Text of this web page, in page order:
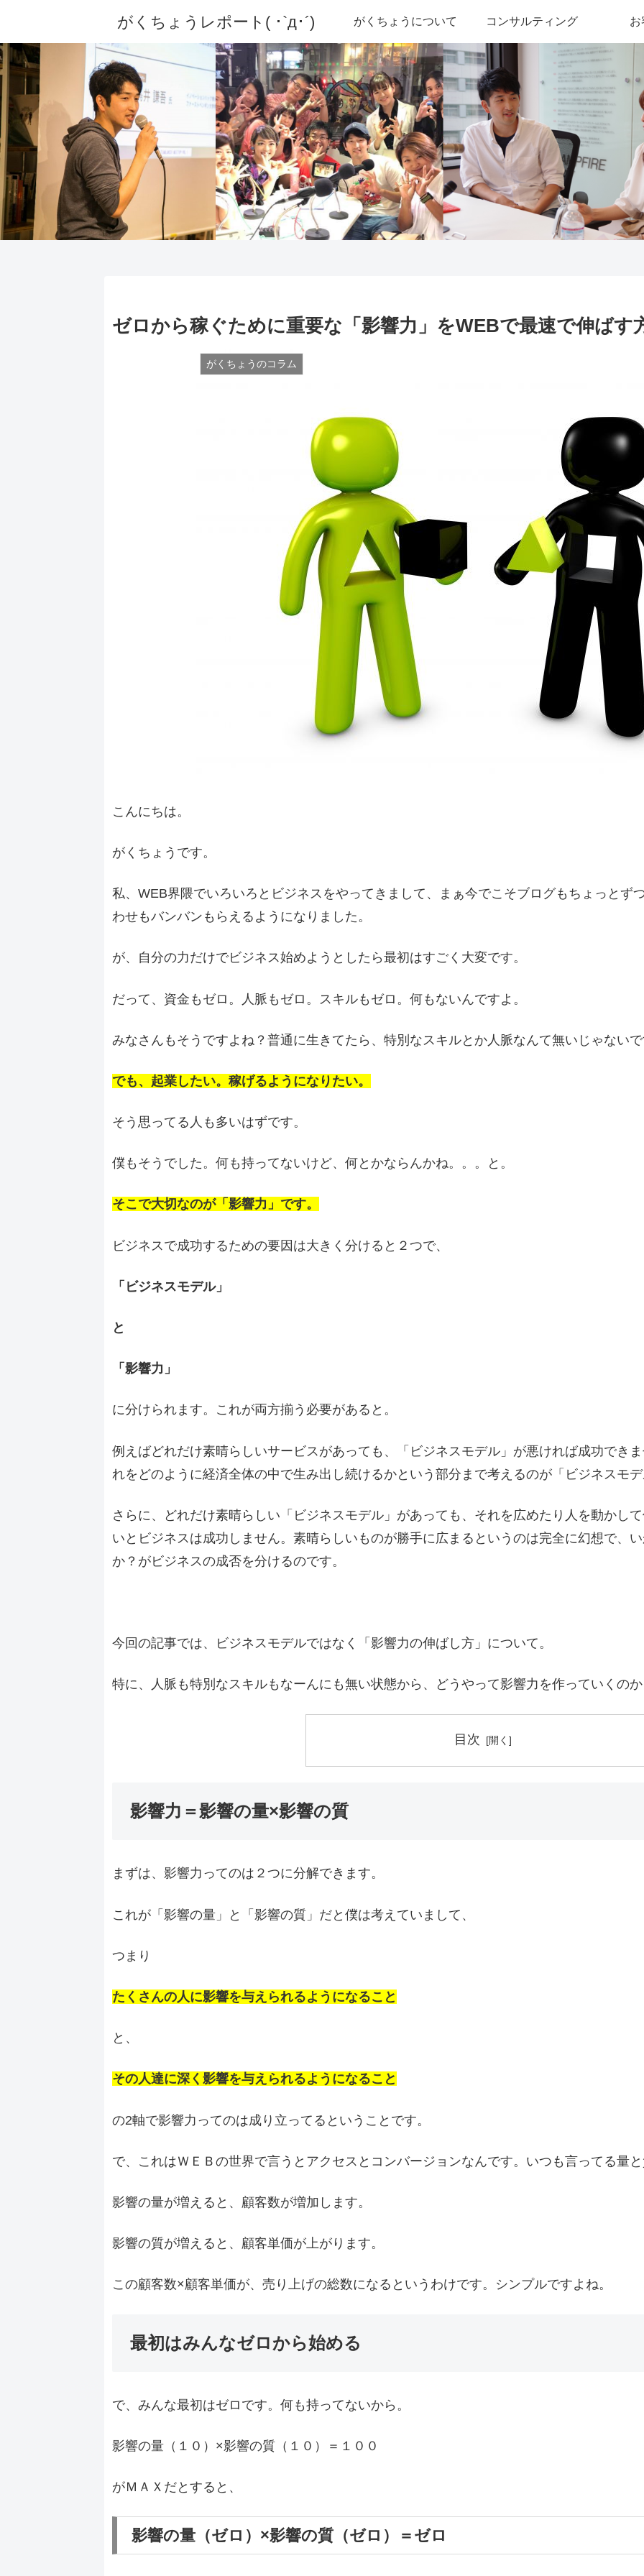
がくちょうレポート( ･`д･´) がくちょうについて コンサルティング お
ゼロから稼ぐために重要な「影響力」をWEBで最速で伸ばす
がくちょうのコラム
こんにちは。
がくちょうです。
私、WEB界隈でいろいろとビジネスをやってきまして、まぁ今でこそブログもちょっとず
わせもバンバンもらえるようになりました。
が、自分の力だけでビジネス始めようとしたら最初はすごく大変です。
だって、資金もゼロ。人脈もゼロ。スキルもゼロ。何もないんですよ。
みなさんもそうですよね？普通に生きてたら、特別なスキルとか人脈なんて無いじゃない
でも、起業したい。稼げるようになりたい。
そう思ってる人も多いはずです。
僕もそうでした。何も持ってないけど、何とかならんかね。。。と。
そこで大切なのが「影響力」です。
ビジネスで成功するための要因は大きく分けると２つで、
「ビジネスモデル」
と
「影響力」
に分けられます。これが両方揃う必要があると。
例えばどれだけ素晴らしいサービスがあっても、「ビジネスモデル」が悪ければ成功でき
れをどのように経済全体の中で生み出し続けるかという部分まで考えるのが「ビジネスモ
さらに、どれだけ素晴らしい「ビジネスモデル」があっても、それを広めたり人を動かし
いとビジネスは成功しません。素晴らしいものが勝手に広まるというのは完全に幻想で、
か？がビジネスの成否を分けるのです。
今回の記事では、ビジネスモデルではなく「影響力の伸ばし方」について。
特に、人脈も特別なスキルもなーんにも無い状態から、どうやって影響力を作っていくの
目次
影響力＝影響の量×影響の質
まずは、影響力ってのは２つに分解できます。
これが「影響の量」と「影響の質」だと僕は考えていまして、
つまり
たくさんの人に影響を与えられるようになること
と、
その人達に深く影響を与えられるようになること
の2軸で影響力ってのは成り立ってるということです。
で、これはＷＥＢの世界で言うとアクセスとコンバージョンなんです。いつも言ってる量
影響の量が増えると、顧客数が増加します。
影響の質が増えると、顧客単価が上がります。
この顧客数×顧客単価が、売り上げの総数になるというわけです。シンプルですよね。
最初はみんなゼロから始める
で、みんな最初はゼロです。何も持ってないから。
影響の量（１０）×影響の質（１０）＝１００
がＭＡＸだとすると、
影響の量（ゼロ）×影響の質（ゼロ）＝ゼロ